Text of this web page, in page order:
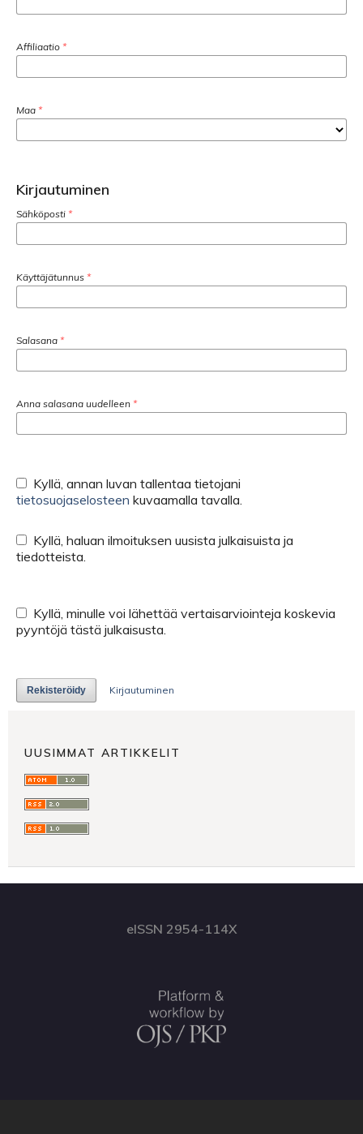
Affiliaatio *
Maa *
Kirjautuminen
Sähköposti *
Käyttäjätunnus *
Salasana *
Anna salasana uudelleen *
Kyllä, annan luvan tallentaa tietojani
tietosuojaselosteen kuvaamalla tavalla.
tiedotteista.
pyyntöjä tästä julkaisusta.
Rekisteröidy Kirjautuminen
UUSIMMAT ARTIKKELIT
eISSN 2954-114X